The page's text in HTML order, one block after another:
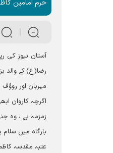
حرم امامین
آستان نیوز کی
رضا(ع) کے والد
مہربان اور
اگرچہ کاروان
زمزمہ ہے ، وہ
بارگاہ میں سلام
عتبہ مقدسہ